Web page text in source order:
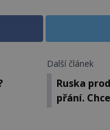
Další článek
Ruska
přání.